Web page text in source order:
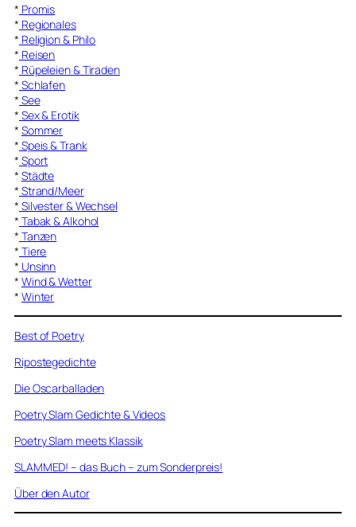
* Promis
* Regionales
* Religion & Philo
* Reisen
* Rüpeleien & Tiraden
* Schlafen
* See
* Sex & Erotik
* Sommer
* Speis & Trank
* Sport
* Städte
* Strand/Meer
* Silvester & Wechsel
* Tabak & Alkohol
* Tanzen
* Tiere
* Unsinn
* Wind & Wetter
* Winter
Best of Poetry
Ripostegedichte
Die Oscarballaden
Poetry Slam Gedichte & Videos
Poetry Slam meets Klassik
SLAMMED! – das Buch – zum Sonderpreis!
Über den Autor